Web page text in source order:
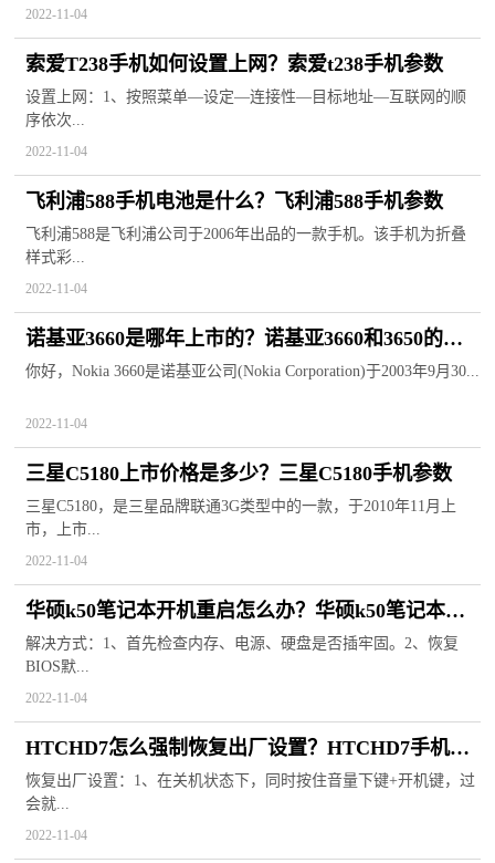
2022-11-04
索爱T238手机如何设置上网？索爱t238手机参数
设置上网：1、按照菜单—设定—连接性—目标地址—互联网的顺
序依次...
2022-11-04
飞利浦588手机电池是什么？飞利浦588手机参数
飞利浦588是飞利浦公司于2006年出品的一款手机。该手机为折叠
样式彩...
2022-11-04
诺基亚3660是哪年上市的？诺基亚3660和3650的区
别
你好，Nokia 3660是诺基亚公司(Nokia Corporation)于2003年9月30...
2022-11-04
三星C5180上市价格是多少？三星C5180手机参数
三星C5180，是三星品牌联通3G类型中的一款，于2010年11月上
市，上市...
2022-11-04
华硕k50笔记本开机重启怎么办？华硕k50笔记本参
数
解决方式：1、首先检查内存、电源、硬盘是否插牢固。2、恢复
BIOS默...
2022-11-04
HTCHD7怎么强制恢复出厂设置？HTCHD7手机参
数
恢复出厂设置：1、在关机状态下，同时按住音量下键+开机键，过
会就...
2022-11-04